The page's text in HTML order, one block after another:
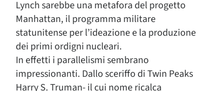
Lynch sarebbe una metafora del progetto
Manhattan, il programma militare
statunitense per l’ideazione e la produzione
dei primi ordigni nucleari.
In effetti i parallelismi sembrano
impressionanti. Dallo sceriffo di Twin Peaks
Harry S. Truman- il cui nome ricalca